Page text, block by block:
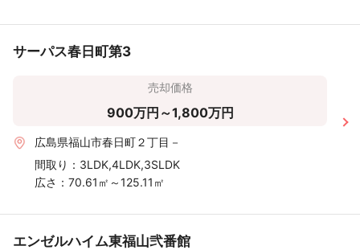
サーパス春日町第3
売却価格
900万円～1,800万円
広島県福山市春日町２丁目－
間取り： 3LDK,4LDK,3SLDK
広さ： 70.61㎡～125.11㎡
エンゼルハイム東福山弐番館